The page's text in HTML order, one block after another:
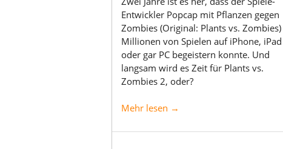
Entwickler Popcap mit Pflanzen gegen
Zombies (Original: Plants vs. Zombies)
Millionen von Spielen auf iPhone, iPad
oder gar PC begeistern konnte. Und
langsam wird es Zeit für Plants vs.
Zombies 2, oder?
Mehr lesen →